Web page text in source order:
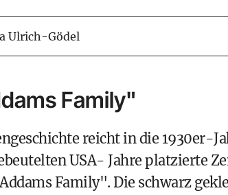
Ulrich-Gödel
Family"
reicht in die 1930er-
USA- Jahre platzierte
Family". Die schwarz